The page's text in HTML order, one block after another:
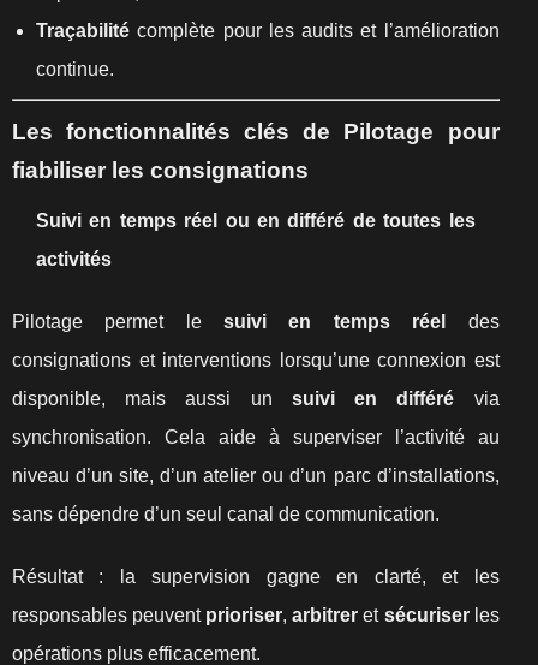
Traçabilité complète pour les audits et l’amélioration
continue.
Les fonctionnalités clés de Pilotage pour
fiabiliser les consignations
Suivi en temps réel ou en différé de toutes les
activités
Pilotage permet lesuivi en temps réel
des
consignations et interventions lorsqu’une connexion est
disponible, mais aussi un suivi en différé via
synchronisation. Cela aide à superviser l’activité au
niveau d’un site, d’un atelier ou d’un parc d’installations,
sans dépendre d’un seul canal de communication.
Résultat : la supervision gagne en clarté, et les
responsables peuvent prioriser,arbitrer et sécuriserles
opérations plus efficacement.